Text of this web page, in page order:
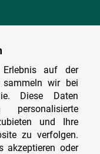
auf der
sammeln wir bei
Diese Daten
und Ihre
zu verfolgen.
akzeptieren oder